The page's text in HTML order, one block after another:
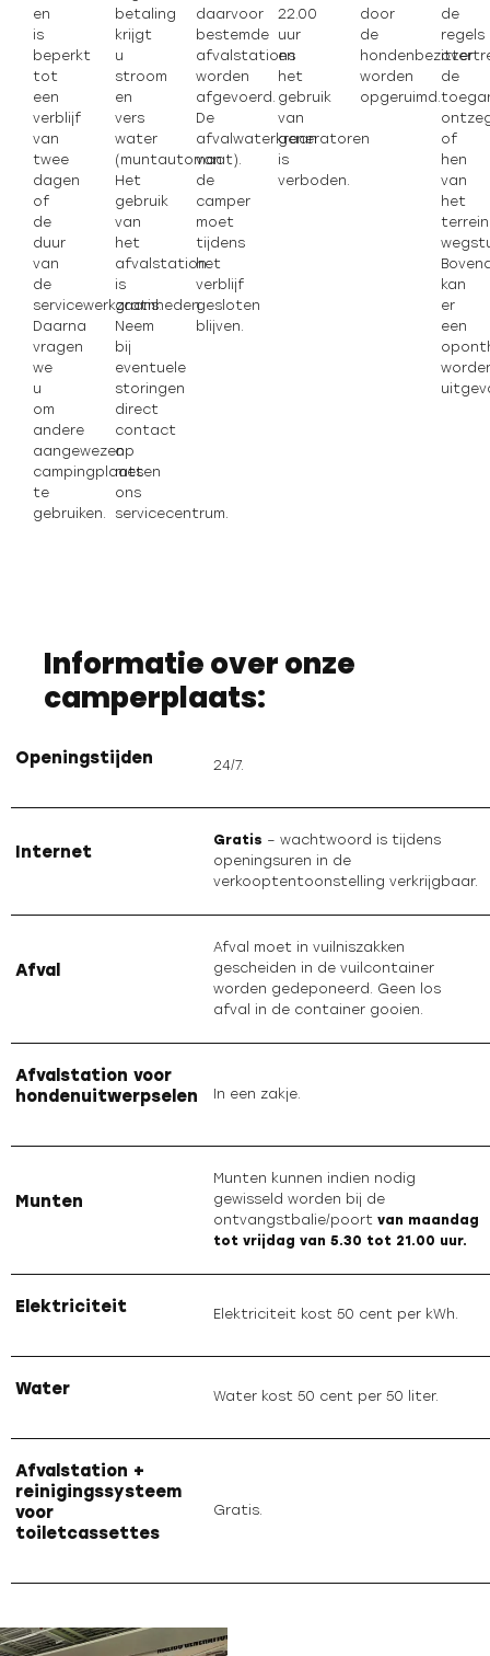
en
is
beperkt
tot
een
verblijf
van
twee
dagen
of
de
duur
van
de
servicewerkzaamheden.
Daarna
vragen
we
u
om
andere
aangewezen
campingplaatsen
te
gebruiken.
betaling
krijgt
u
stroom
en
vers
water
(muntautomaat).
Het
gebruik
van
het
afvalstation
is
gratis.
Neem
bij
eventuele
storingen
direct
contact
op
met
ons
servicecentrum.
daarvoor
bestemde
afvalstations
worden
afgevoerd.
De
afvalwaterkraan
van
de
camper
moet
tijdens
het
verblijf
gesloten
blijven.
22.00
uur
en
het
gebruik
van
generatoren
is
verboden.
door
de
hondenbezitter
worden
opgeruimd.
de
regels
de
of
hen
van
het
terrein
kan
er
een
Informatie over onze
camperplaats:
Openingstijden 24/7.
Internet
Gratis – wachtwoord is tijdens
openingsuren in de
verkooptentoonstelling verkrijgbaar.
Afval
Afval moet in vuilniszakken
gescheiden in de vuilcontainer
worden gedeponeerd. Geen los
afval in de container gooien.
Afvalstation voor
hondenuitwerpselen
In een zakje.
Munten
Munten kunnen indien nodig
gewisseld worden bij de
ontvangstbalie/poort van maandag
tot vrijdag van 5.30 tot 21.00 uur.
Elektriciteit Elektriciteit kost 50 cent per kWh.
Water Water kost 50 cent per 50 liter.
Afvalstation +
reinigingssysteem
voor
toiletcassettes
Gratis.